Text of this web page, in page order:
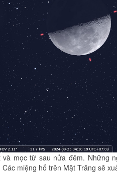
mọc từ sau nửa đêm. Những
miệng hố trên Mặt Trăng sẽ